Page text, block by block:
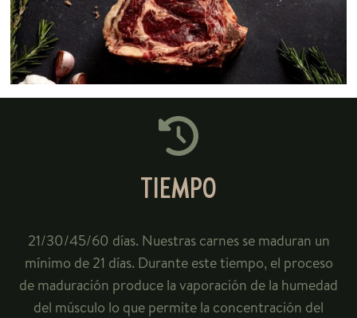
TIEMPO
21/30/45/60 días. Nuestras carnes se maduran un
mínimo de 21 días. Durante este tiempo, el proceso
de maduración produce la vaporación de la humedad
del músculo lo que permite la concentración del